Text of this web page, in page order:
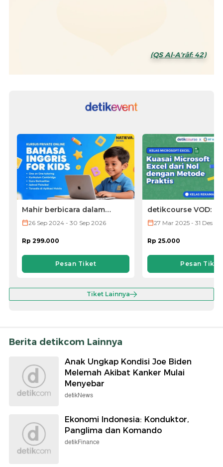
(QS Al-A'rāf: 42)
Mahir berbicara dalam
Bahasa Inggris dengan
26 Sep 2024 - 30 Sep 2026
Rp 299.000
Pesan Tiket
detikcourse VOD:
Microsoft Excel
27 Mar 2025 - 31 Des
Rp 25.000
Pesan Tiket
Tiket Lainnya
Berita detikcom Lainnya
Anak Ungkap Kondisi Joe Biden
Melemah Akibat Kanker Mulai
Menyebar
detikNews
Ekonomi Indonesia: Konduktor,
Panglima dan Komando
detikFinance